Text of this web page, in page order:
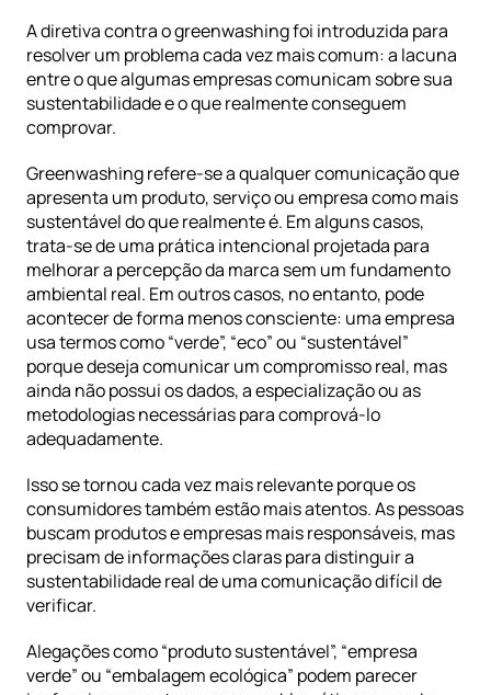
A diretiva contra o greenwashing foi introduzida para
resolver um problema cada vez mais comum: a lacuna
entre o que algumas empresas comunicam sobre sua
sustentabilidade e o que realmente conseguem
comprovar.
Greenwashing refere-se a qualquer comunicação que
apresenta um produto, serviço ou empresa como mais
sustentável do que realmente é. Em alguns casos,
trata-se de uma prática intencional projetada para
melhorar a percepção da marca sem um fundamento
ambiental real. Em outros casos, no entanto, pode
acontecer de forma menos consciente: uma empresa
usa termos como “verde”, “eco” ou “sustentável”
porque deseja comunicar um compromisso real, mas
ainda não possui os dados, a especialização ou as
metodologias necessárias para comprová-lo
adequadamente.
Isso se tornou cada vez mais relevante porque os
consumidores também estão mais atentos. As pessoas
buscam produtos e empresas mais responsáveis, mas
precisam de informações claras para distinguir a
sustentabilidade real de uma comunicação difícil de
verificar.
Alegações como “produto sustentável”, “empresa
verde” ou “embalagem ecológica” podem parecer